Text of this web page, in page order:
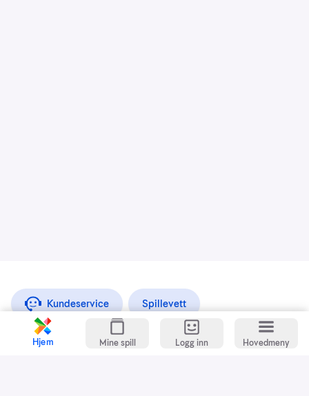
Hjem Mine spill Logg inn Hovedmeny
Kundeservice Spillevett
Snarveier